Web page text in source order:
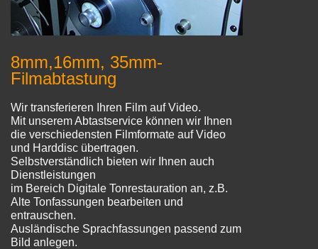
8mm,16mm, 35mm-
Filmabtastung
Wir transferieren Ihren Film auf Video.
Mit unserem Abtastservice können wir Ihnen
die verschiedensten Filmformate auf Video
und Harddisc übertragen.
Selbstverständlich bieten wir Ihnen auch
Dienstleistungen
im Bereich Digitale Tonrestauration an, z.B.
Alte Tonfassungen bearbeiten und
entrauschen.
Ausländische Sprachfassungen passend zum
Bild anlegen.